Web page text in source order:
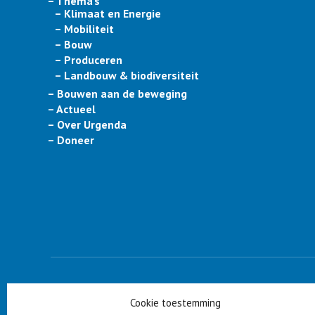
Cookie toestemming
– Klimaat en Energie
– Mobiliteit
– Bouw
– Produceren
– Landbouw & biodiversiteit
– Bouwen aan de beweging
– Actueel
– Over Urgenda
– Doneer